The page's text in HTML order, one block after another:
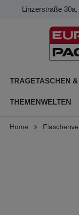
Linzerstraße
TRAGETASCHEN
THEMENWELTEN
Home